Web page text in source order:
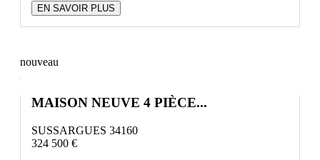
EN SAVOIR PLUS
nouveau
MAISON NEUVE 4 PIÈCE...
SUSSARGUES 34160
324 500 €